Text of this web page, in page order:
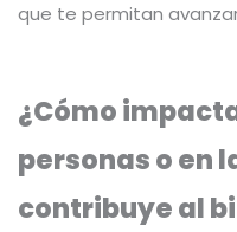
que te permitan
¿Cómo
personas o en
contribuye al